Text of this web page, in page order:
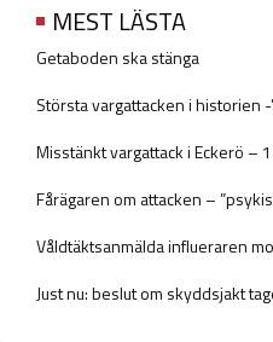
MEST LÄSTA
Getaboden ska stänga
Största vargattacken i historien
Misstänkt vargattack i Eckerö –
Fårägaren om attacken –
Våldtäktsanmälda influeraren
Just nu: beslut om skyddsjakt